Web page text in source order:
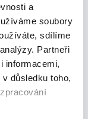
a
soubory
sdílíme
Partneři
informacemi,
důsledku toho,
07
07/07